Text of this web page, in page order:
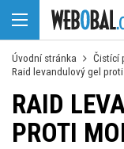
Úvodní stránka Čistící
Raid levandulový gel
RAID
PROTI